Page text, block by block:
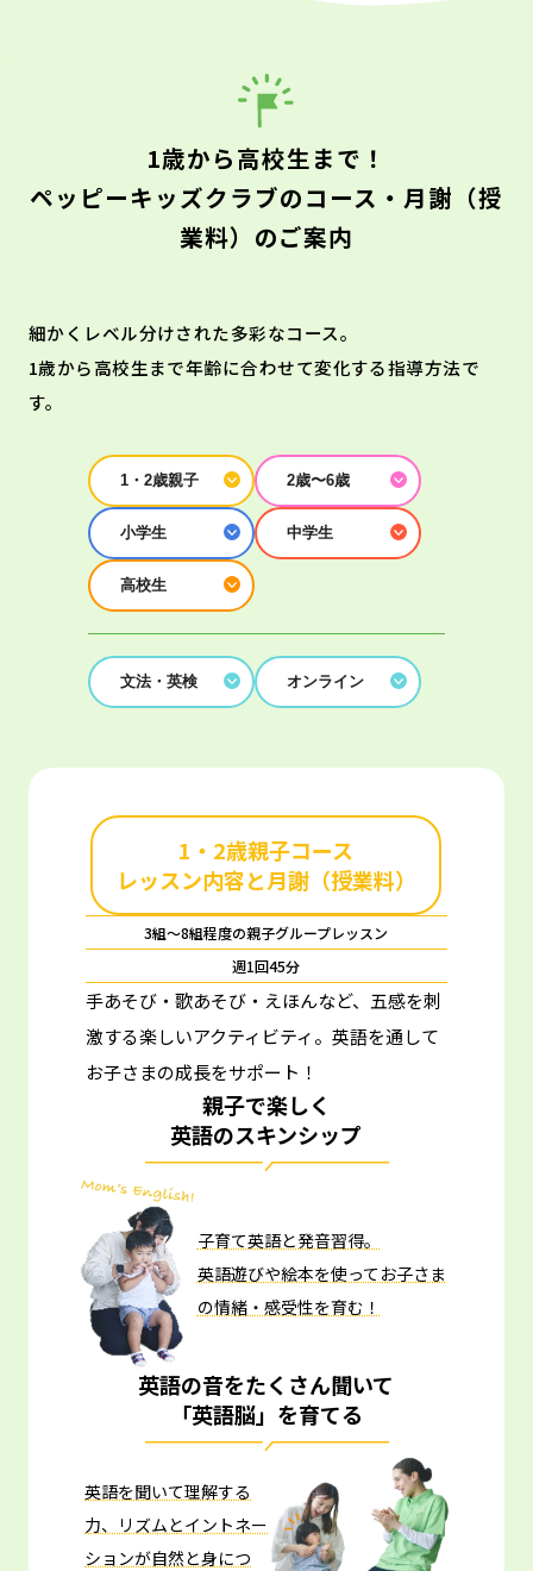
1歳から高校生まで！
ペッピーキッズクラブのコース・月謝（授
業料）のご案内
細かくレベル分けされた多彩なコース。
1歳から高校生まで年齢に合わせて変化する指導方法で
す。
1・2歳親子 2歳〜6歳
小学生 中学生
高校生
文法・英検 オンライン
1・2歳親子コース
レッスン内容と月謝（授業料）
3組～8組程度の親子グループレッスン
週1回45分
手あそび・歌あそび・えほんなど、五感を刺
激する楽しいアクティビティ。 英語を通して
お子さまの成長をサポート！
親子で楽しく
英語のスキンシップ
子育て英語と発音習得。
英語遊びや絵本を使ってお子さま
の情緒・感受性を育む！
英語の音をたくさん聞いて
「英語脳」を育てる
英語を聞いて理解する
力、リズムとイントネー
ションが自然と身につ